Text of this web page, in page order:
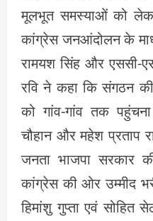
मूलभूत समस्याओं को
कांग्रेस जनआंदोलन के
रामयश सिंह और एससी-
रवि ने कहा कि संगठन
को गांव-गांव तक पहुंचना
चौहान और महेश प्रताप
जनता भाजपा सरकार
कांग्रेस की ओर उम्मीद
हिमांशु गुप्ता एवं सोहित